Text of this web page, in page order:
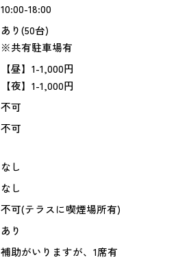
10:00-18:00
あり(50台)
※共有駐車場有
【昼】1-1,000円
【夜】1-1,000円
不可
不可
なし
なし
不可(テラスに喫煙場所有)
あり
補助がいりますが、1席有